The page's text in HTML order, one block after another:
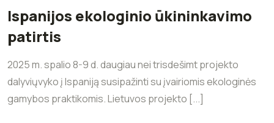
Ispanijos ekologinio ūkininkavimo
patirtis
2025 m. spalio 8-9 d. daugiau nei trisdešimt projekto
dalyviųvyko į Ispaniją susipažinti su įvairiomis ekologinės
gamybos praktikomis. Lietuvos projekto [...]